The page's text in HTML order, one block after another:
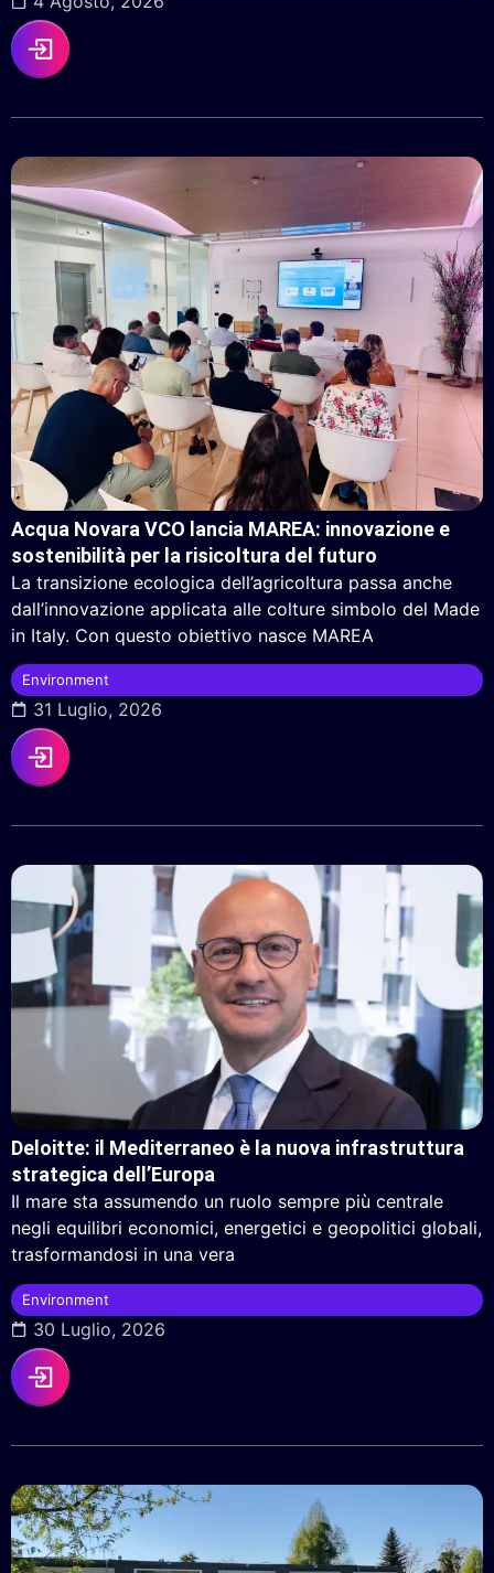
Acqua Novara VCO lancia MAREA: innovazione e
sostenibilità per la risicoltura del futuro
La transizione ecologica dell’agricoltura passa anche
dall’innovazione applicata alle colture simbolo del Made
in Italy. Con questo obiettivo nasce MAREA
Environment
31 Luglio, 2026
Deloitte: il Mediterraneo è la nuova infrastruttura
strategica dell’Europa
Il mare sta assumendo un ruolo sempre più centrale
negli equilibri economici, energetici e geopolitici globali,
trasformandosi in una vera
Environment
30 Luglio, 2026